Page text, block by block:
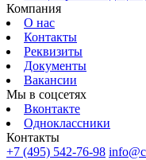
Компания
О нас
Контакты
Реквизиты
Документы
Вакансии
Мы в соцсетях
Вконтакте
Одноклассники
Контакты
+7 (495) 542-76-98